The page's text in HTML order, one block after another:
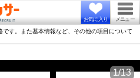
お気に入り メニュー
す。また基本情報など、その他の項目について
1/13